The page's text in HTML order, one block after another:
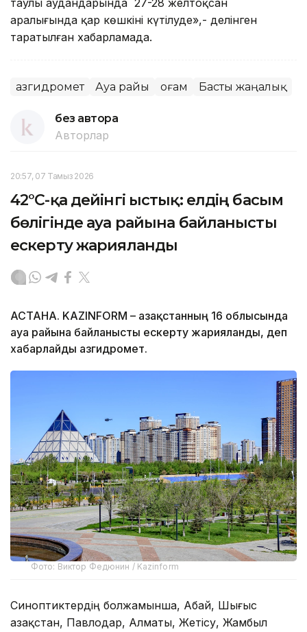
аралығында қар көшкіні күтілуде»,- делінген
таратылған хабарламада.
Қазгидромет Ауа райы Қоғам Басты жаңалық
без автора
Авторлар
20:57, 07 Тамыз 2026
42°C-қа дейінгі ыстық: елдің басым
бөлігінде ауа райына байланысты
ескерту жарияланды
АСТАНА. KAZINFORM – Қазақстанның 16 облысында
ауа райына байланысты ескерту жарияланды, деп
хабарлайды Қазгидромет.
Фото: Виктор Федюнин / Kazinform
Синоптиктердің болжамынша, Абай, Шығыс
Қазақстан, Павлодар, Алматы, Жетісу, Жамбыл